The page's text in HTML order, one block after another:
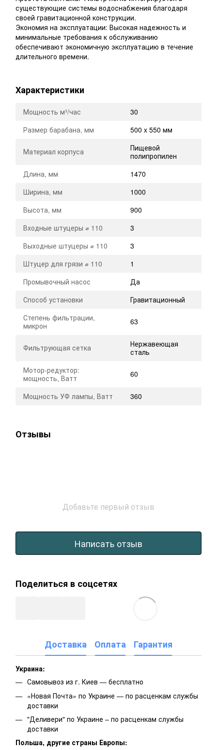
существующие системы водоснабжения благодаря
своей гравитационной конструкции.
Экономия на эксплуатации: Высокая надежность и
минимальные требования к обслуживанию
обеспечивают экономичную эксплуатацию в течение
длительного времени.
Характеристики
Мощность м³/час
30
Размер барабана, мм
500 x 550 мм
Материал корпуса
Пищевой
полипропилен
Длина, мм
1470
Ширина, мм
1000
Высота, мм
900
Входные штуцеры ⌀ 110
3
Выходные штуцеры ⌀ 110
3
Штуцер для грязи ⌀ 110
1
Промывочный насос
Да
Способ установки
Гравитационный
Степень фильтрации,
микрон
63
Фильтрующая сетка
Нержавеющая
сталь
Мотор-редуктор:
мощность, Ватт
60
Мощность УФ лампы, Ватт 360
Отзывы
Добавьте первый отзыв
Написать отзыв
Поделиться в соцсетях
Доставка Оплата Гарантия
Украина:
Самовывоз из г. Киев — бесплатно
«Новая Почта» по Украине — по расценкам службы
доставки
"Деливери" по Украине – по расценкам службы
доставки
Польша, другие страны Европы: